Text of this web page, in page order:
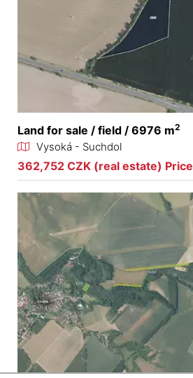
Land for sale / field / 6976 m2
Vysoká - Suchdol
362,752 CZK (real estate) Price